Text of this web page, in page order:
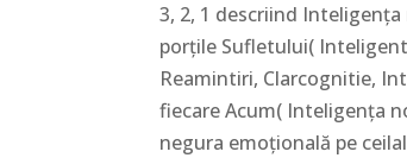
3, 2, 1 descriind
porțile Sufletului(
Reamintiri, Clarcognitie,
fiecare Acum( Inteligența
negura emoțională pe